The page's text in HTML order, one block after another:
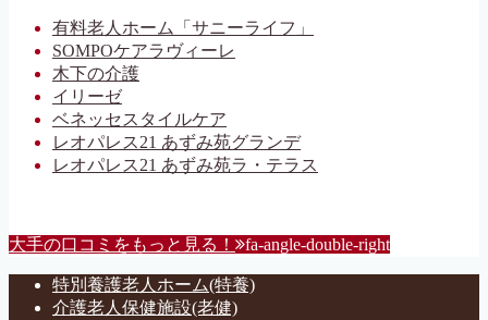
有料老人ホーム「サニーライフ」
SOMPOケアラヴィーレ
木下の介護
イリーゼ
ベネッセスタイルケア
レオパレス21 あずみ苑グランデ
レオパレス21 あずみ苑ラ・テラス
大手の口コミをもっと見る！ fa-angle-double-right
特別養護老人ホーム(特養)
介護老人保健施設(老健)